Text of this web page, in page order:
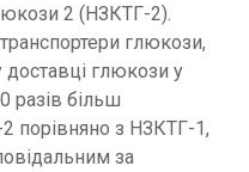
2 (НЗКТГ-2).
глюкози,
доставці глюкози у
разів більш
порівняно з НЗКТГ-1,
за